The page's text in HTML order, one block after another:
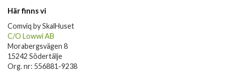
Här finns vi
Comviq by SkalHuset
C/O Lowwi AB
Morabergsvägen 8
15242 Södertälje
Org. nr: 556881-9238